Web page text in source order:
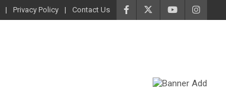
Privacy Policy Contact Us